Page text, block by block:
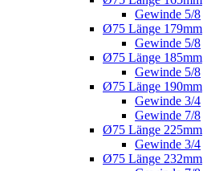
Gewinde 5/8
Ø75 Länge 179mm
Gewinde 5/8
Ø75 Länge 185mm
Gewinde 5/8
Ø75 Länge 190mm
Gewinde 3/4
Gewinde 7/8
Ø75 Länge 225mm
Gewinde 3/4
Ø75 Länge 232mm